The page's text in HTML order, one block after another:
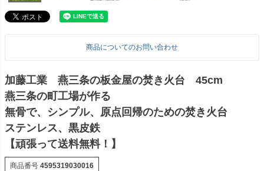
商品についてのお問い合わせ
加藤工業 燕三条の板金屋の焚き火台 45cm
燕三条の町工場が作る
無骨で、シンプル、原点回帰のための焚き火台
ステンレス、黒皮鉄
【頑張って送料無料！】
商品番号 4595319030016